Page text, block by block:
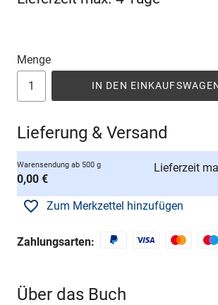
Menge
IN DEN
Lieferung & Versand
Warensendung ab 500 g
0,00 €
Lieferzeit
Zum Merkzettel hinzufügen
Zahlungsarten:
Über das Buch